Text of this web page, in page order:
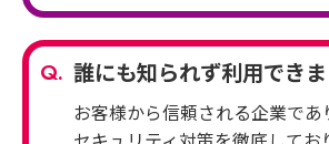
誰にも知られず利用でき
お客様から信頼される企業であ